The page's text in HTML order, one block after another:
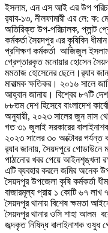
ইসলাম, এন এস আই এর উপ
র‍্যাব-১৩, নীলফামারী এর লে: ক:
অতিরিক্ত উপ-পরিচালক, প্লান্ট
কর্মকর্তা সৈয়দপুর এর কৃষিবিদ
প্রশিক্ষণ কর্মকর্তা আজিজুল
গ্রেপ্তারকৃত মনোয়ার হোসেন
মমতাজ হোসেনের ছেলে।র‍্যাব
মারাত্মক ক্ষতিকর। ২০১৬ সালে
আহ্বান জানায়। বিশ্বের ৮৭টি
৮৮তম দেশ হিসেবে বাংলাদেশ
অনুযায়ী, ২০২৩ সালের জুন মাস
গত ৩১ জুলাই সরকারের
২০২৩ সালের ৩০ অক্টোবর পর্যন্ত
র‍্যাব জানায়, সৈয়দপুরে গোডাউনে
পাঠানোর খবর পেয়ে আইনশৃঙ্খলা
এটি ব্যবহার করলে জমির অনেক
সৈয়দপুর উপজেলা কৃষি কর্মকর্তা
বাজারমূল্য প্রায় ১ কোটি ৬৭ লাখ
সৈয়দপুর থানায় বিশেষ ক্ষমতা
সৈয়দপুর থানার ওসি শাহা আলম
জব্দকৃত নিষিদ্ধ বালাইনাশক ওষুধ